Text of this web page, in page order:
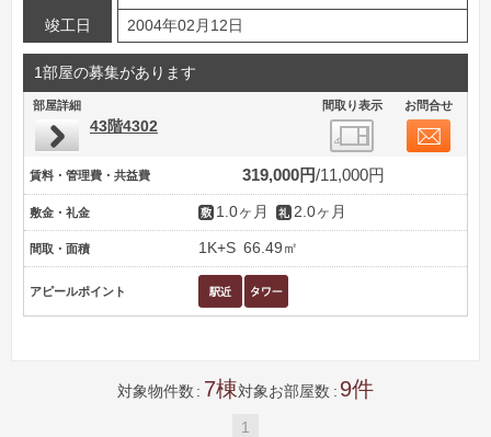
竣工日 2004年02月12日
1部屋の募集があります
部屋詳細 間取り表示 お問合せ
43階4302
賃料・管理費・共益費 319,000円 11,000円
敷金・礼金 1.0ヶ月 2.0ヶ月
間取・面積 1K+S 66.49㎡
アピールポイント
対象物件数 7 対象お部屋数 9
1